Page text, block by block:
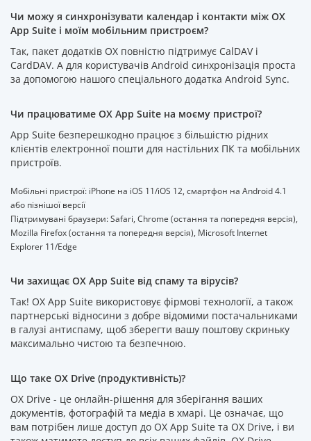
Чи можу я синхронізувати календар і контакти між OX
App Suite і моїм мобільним пристроєм?
Так, пакет додатків OX повністю підтримує CalDAV і
CardDAV. А для користувачів Android синхронізація проста
за допомогою нашого спеціального додатка Android Sync.
Чи працюватиме OX App Suite на моєму пристрої?
App Suite безперешкодно працює з більшістю рідних
клієнтів електронної пошти для настільних ПК та мобільних
пристроїв.
Мобільні пристрої: iPhone на iOS 11/iOS 12, смартфон на Android 4.1
або пізнішої версії
Підтримувані браузери: Safari, Chrome (остання та попередня версія),
Mozilla Firefox (остання та попередня версія), Microsoft Internet
Explorer 11/Edge
Чи захищає OX App Suite від спаму та вірусів?
Так! OX App Suite використовує фірмові технології, а також
партнерські відносини з добре відомими постачальниками
в галузі антиспаму, щоб зберегти вашу поштову скриньку
максимально чистою та безпечною.
Що таке OX Drive (продуктивність)?
OX Drive - це онлайн-рішення для зберігання ваших
документів, фотографій та медіа в хмарі. Це означає, що
вам потрібен лише доступ до OX App Suite та OX Drive, і ви